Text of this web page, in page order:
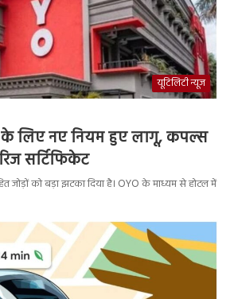
यूटिलिटी न्यूज
लिए नए नियम हुए लागू, कपल्‍स
सर्टिफिकेट
जोड़ों को बड़ा झटका दिया है। OYO के माध्यम से होटल में